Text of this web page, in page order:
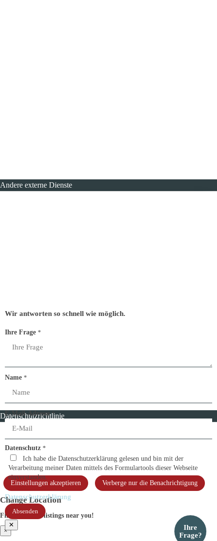
Ihre
Frage?
Andere externe Dienste
Datenschutzrichtlinie
Einstellungen akzeptieren Verberge nur die Benachrichtigung
Wir antworten so schnell wie möglich.
Ihre Frage *
Name *
E-
Mail-
Name
Ihre
E-Mail-Adresse*
Datenschutz *
Ich habe die Datenschutzerklärung gelesen und bin mit der
Verarbeitung meiner Daten mittels des Formulartools dieser Webseite
einverstanden.
Datenschutzerklärung
Absenden
✕
Change Location
Find awesome listings near you!
×